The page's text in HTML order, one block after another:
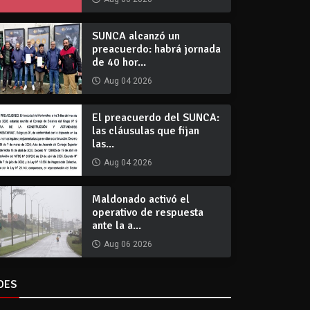
SUNCA alcanzó un
preacuerdo: habrá jornada
de 40 hor...
Aug 04 2026
El preacuerdo del SUNCA:
las cláusulas que fijan
las...
Aug 04 2026
Maldonado activó el
operativo de respuesta
ante la a...
Aug 06 2026